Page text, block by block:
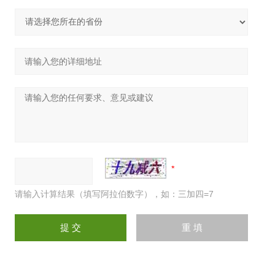
请输入计算结果（填写阿拉伯数字），如：三加四=7